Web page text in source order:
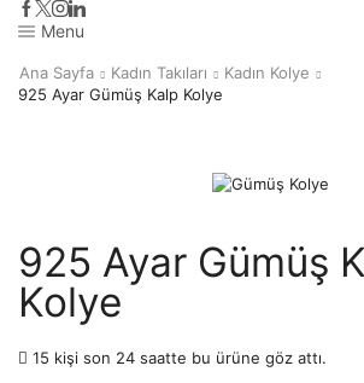
Menu
Ana Sayfa Kadın Takıları
Kadın Kolye
925 Ayar Gümüş Kalp Kolye
925 Ayar Gümüş
Kolye
15 kişi son 24 saatte bu ürüne göz attı.